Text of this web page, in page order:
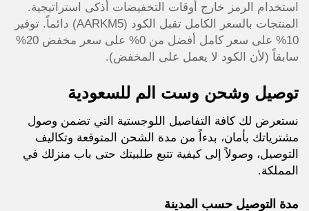
استخدام الرمز خارج أوقات التخفيضات أذكى استراتيجية.
المنتجات بالسعر الكامل تقبل الكود (AARKM5) دائماً. توفير
10% على سعر كامل أفضل من 0% على سعر مخفض 20%
سابقاً (لأن الكود لا يعمل على المخفض).
توصيل وشحن وست الم للسعودية
نستعرض لك كافة التفاصيل اللوجستية التي تضمن وصول
مشترياتك بأمان، بدءاً من مدة الشحن المتوقعة وتكاليف
التوصيل، وصولاً إلى كيفية تتبع طلبيتك حتى باب منزلك في
المملكة.
مدة التوصيل حسب المدينة